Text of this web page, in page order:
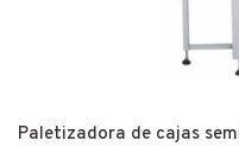
Paletizadora de cajas